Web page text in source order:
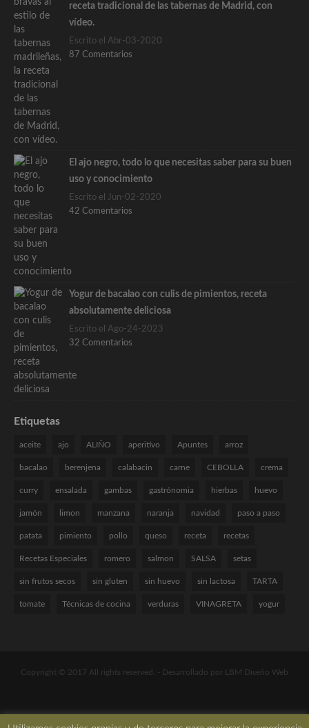
receta tradicional de las tabernas de Madrid, con
vídeo.
Escrito el Abr-03-2020
87 Comentarios
El ajo negro, todo lo que necesitas saber para su buen
uso y conocimiento
Escrito el Jun-02-2020
42 Comentarios
Yogur de bacalao con culis de pimientos, receta
absolutamente deliciosa
Escrito el Ago-24-2023
32 Comentarios
Etiquetas
aceite ajo ALIÑO aperitivo Apuntes arroz
bacalao berenjena calabacin carne CEBOLLA crema
curry ensalada gambas gastrónomia hierbas huevo
jamón limon manzana naranja navidad paso a paso
patata pimiento pollo queso receta recetas
Recetas Especiales romero salmon SALSA setas
sin frutos secos sin gluten sin huevo sin lactosa TARTA
tomate Técnicas de cocina verduras VINAGRETA yogur
Copyright © 2017 All rights reserved. - Desarrollado por LBM Diseño Web